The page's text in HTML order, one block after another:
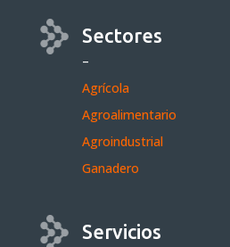
Sectores
–
Agrícola
Agroalimentario
Agroindustrial
Ganadero
Servicios